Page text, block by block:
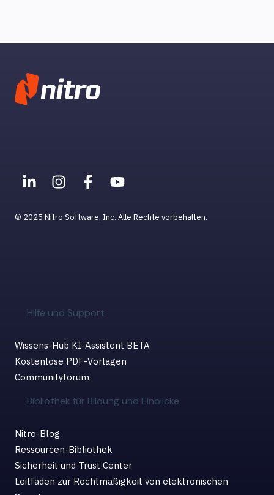
Hilfe und Support
Wissens-Hub KI-Assistent BETA
Kostenlose PDF-Vorlagen
Communityforum
Bibliothek für Bildung und Einblicke
Nitro-Blog
Ressourcen-Bibliothek
Sicherheit und Trust Center
Leitfäden zur Rechtmäßigkeit von elektronischen
© 2025 Nitro Software, Inc. Alle Rechte vorbehalten.